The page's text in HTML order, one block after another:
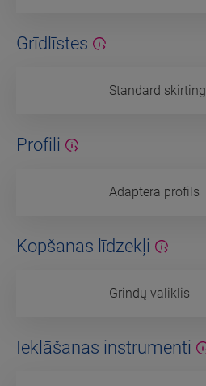
Grīdlīstes
Standard skirting
Profili
Adaptera profils
Kopšanas līdzekļi
Grindų valiklis
Ieklāšanas instrumenti